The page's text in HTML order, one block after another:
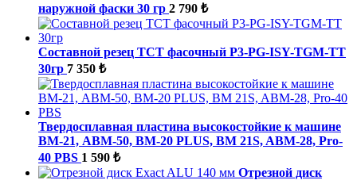
наружной фаски 30 гр 2 790 ₺
Составной резец TCT фасочный P3-PG-ISY-TGM-ТТ
30гр 7 350 ₺
Твердосплавная пластина высокостойкие к машине
ВМ-21, ABM-50, BM-20 PLUS, BM 21S, ABM-28, Pro-
40 PBS 1 590 ₺
Отрезной диск